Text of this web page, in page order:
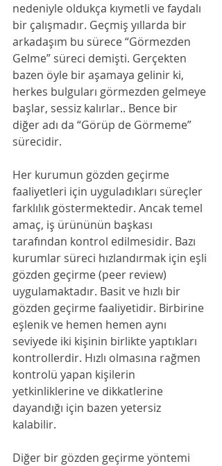
nedeniyle oldukça kıymetli ve faydalı
bir çalışmadır. Geçmiş yıllarda bir
arkadaşım bu sürece “Görmezden
Gelme” süreci demişti. Gerçekten
bazen öyle bir aşamaya gelinir ki,
herkes bulguları görmezden gelmeye
başlar, sessiz kalırlar.. Bence bir
diğer adı da “Görüp de Görmeme”
sürecidir.
Her kurumun gözden geçirme
faaliyetleri için uyguladıkları süreçler
farklılık göstermektedir. Ancak temel
amaç, iş ürününün başkası
tarafından kontrol edilmesidir. Bazı
kurumlar süreci hızlandırmak için eşli
gözden geçirme (peer review)
uygulamaktadır. Basit ve hızlı bir
gözden geçirme faaliyetidir. Birbirine
eşlenik ve hemen hemen aynı
seviyede iki kişinin birlikte yaptıkları
kontrollerdir. Hızlı olmasına rağmen
kontrolü yapan kişilerin
yetkinliklerine ve dikkatlerine
dayandığı için bazen yetersiz
kalabilir.
Diğer bir gözden geçirme yöntemi